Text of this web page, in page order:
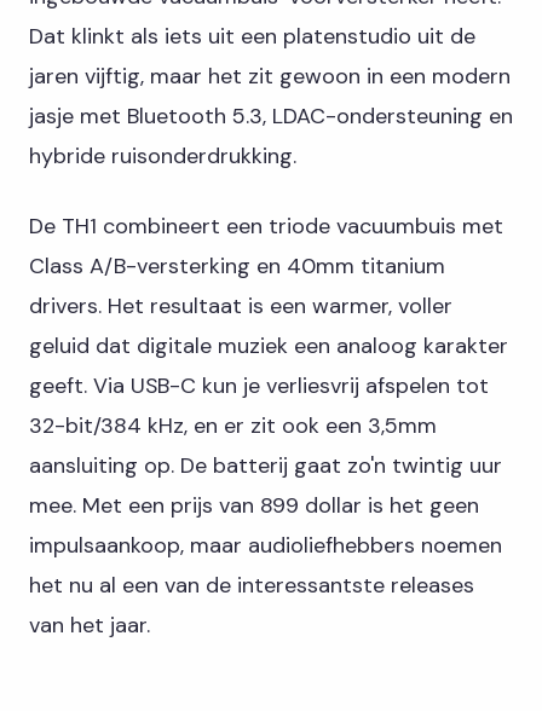
Dat klinkt als iets uit een platenstudio uit de
jaren vijftig, maar het zit gewoon in een modern
jasje met Bluetooth 5.3, LDAC-ondersteuning en
hybride ruisonderdrukking.
De TH1 combineert een triode vacuumbuis met
Class A/B-versterking en 40mm titanium
drivers. Het resultaat is een warmer, voller
geluid dat digitale muziek een analoog karakter
geeft. Via USB-C kun je verliesvrij afspelen tot
32-bit/384 kHz, en er zit ook een 3,5mm
aansluiting op. De batterij gaat zo'n twintig uur
mee. Met een prijs van 899 dollar is het geen
impulsaankoop, maar audioliefhebbers noemen
het nu al een van de interessantste releases
van het jaar.